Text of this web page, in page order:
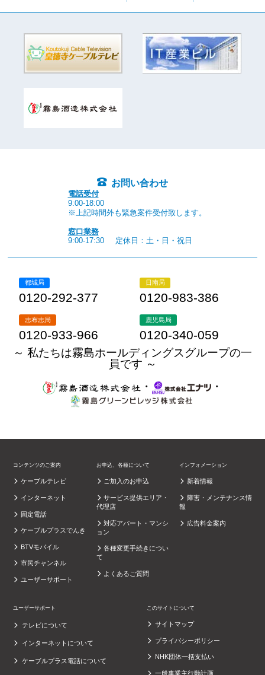
お問い合わせ
電話受付
9:00-18:00
※上記時間外も緊急案件受付致します。
窓口業務
9:00-17:30
定休日：土・日・祝日
都城局
0120-292-377
日南局
0120-983-386
志布志局
0120-933-966
鹿児島局
0120-340-059
～ 私たちは霧島ホールディングスグループの一
員です ～
・
・
コンテンツのご案内
ケーブルテレビ
インターネット
固定電話
ケーブルプラスでんき
BTVモバイル
市民チャンネル
ユーザーサポート
お申込、各種について
ご加入のお申込
サービス提供エリア・
代理店
対応アパート・マンシ
ョン
各種変更手続きについ
て
よくあるご質問
インフォメーション
新着情報
障害・メンテナンス情
報
広告料金案内
ユーザーサポート
テレビについて
インターネットについて
ケーブルプラス電話について
このサイトについて
サイトマップ
プライバシーポリシー
NHK団体一括支払い
一般事業主行動計画